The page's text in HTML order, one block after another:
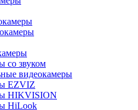
со звуком
видеокамеры
EZVIZ
HIKVISION
HiLook